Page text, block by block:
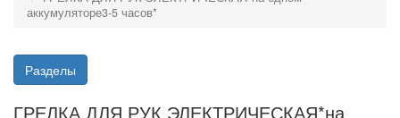
аккумуляторе3-5 часов*
Разделы
ГРЕЛКА ДЛЯ РУК ЭЛЕКТРИЧЕСКАЯ*на